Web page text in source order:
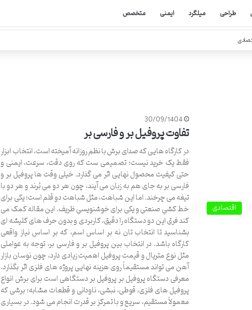
طراحی میلگرد ایمنی متخصص
اقتصادی
30/09/1404
تفاوت پروفیل بر و فارسی بر
در کارگاه هایی که صدای برش با نظمِ روزانه آمیخته است، انتخاب ابزار
فقط یک خرید نیست؛ تصمیمی ست که روی دقت، سرعت، ایمنی و
حتی کیفیت محصول نهایی اثر می گذارد. خیلی وقت ها پروفیل بر و
فارسی بر به جای هم به زبان می آیند، چون هر دو می بُرند و هر دو با
تیغه می چرخند. اما این شباهت، مثل شباهت دو قلم است؛ یکی برای
خط کشیِ صنعتی و یکی برای خوشنویسیِ ظریف. این مقاله کمک می
کند فرق این دو دستگاه را دقیق، کاربردی و بدون حرف های کلیشه ای
بشناسید تا انتخاب تان نه بر اساس اسم، که بر اساس نیاز واقعی
کارگاه باشد. در انتخاب بین پروفیل بر و فارسی بر، توجه به عواملی
مثل نوع متریال و قیمت پروفیل اهمیت زیادی دارد، چون نوسان بازار
آهن می تواند مستقیماً روی هزینه نهایی پروژه های فلزی اثر بگذارد.
معرفی دستگاه پروفیل بر پروفیل بر دستگاهی است برای برش انواع
پروفیل های فلزی، قوطی، نبشی، ناودانی و قطعات مشابه؛ برشی که
معمولاً مستقیم، سریع و با تمرکز بر قدرت انجام می شود. در بسیاری